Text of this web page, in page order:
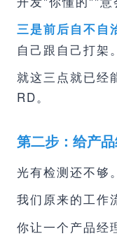
三是前后自不自
自己跟自己打架。
就这三点就已经
RD。
第二步：给产
光有检测还不够。
我们原来的工作
你让一个产品经